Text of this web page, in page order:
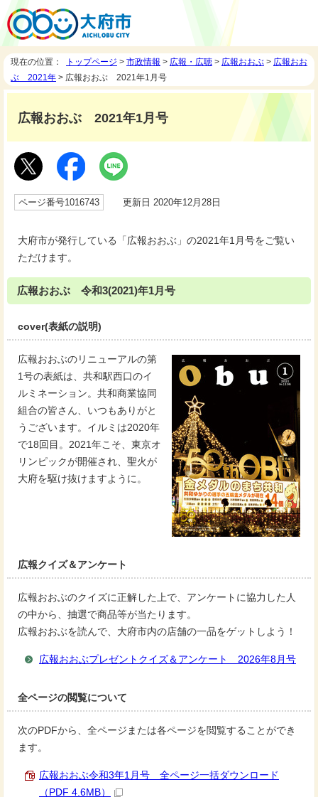
現在の位置： トップページ > 市政情報 > 広報・広聴 > 広報おおぶ > 広報おお
ぶ 2021年 > 広報おおぶ 2021年1月号
広報おおぶ 2021年1月号
ページ番号1016743 更新日 2020年12月28日
大府市が発行している「広報おおぶ」の2021年1月号をご覧い
ただけます。
広報おおぶ 令和3(2021)年1月号
cover(表紙の説明)
広報おおぶのリニューアルの第
1号の表紙は、共和駅西口のイ
ルミネーション。共和商業協同
組合の皆さん、いつもありがと
うございます。イルミは2020年
で18回目。2021年こそ、東京オ
リンピックが開催され、聖火が
大府を駆け抜けますように。
広報クイズ＆アンケート
広報おおぶのクイズに正解した上で、アンケートに協力した人
の中から、抽選で商品等が当たります。
広報おおぶを読んで、大府市内の店舗の一品をゲットしよう！
広報おおぶプレゼントクイズ＆アンケート 2026年8月号
全ページの閲覧について
次のPDFから、全ページまたは各ページを閲覧することができ
ます。
広報おおぶ令和3年1月号 全ページ一括ダウンロード
（PDF 4.6MB）